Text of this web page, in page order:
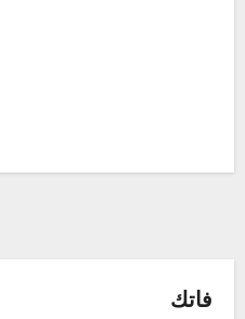
فاتك